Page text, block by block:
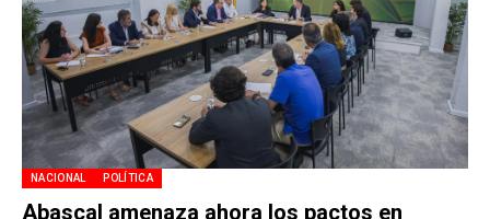
NACIONAL POLÍTICA
Abascal amenaza ahora los pactos en